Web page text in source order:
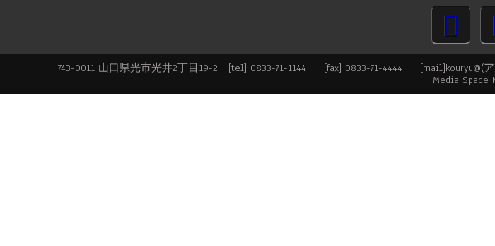
743-0011 山口県光市光井2丁目19-2 [tel] 0833-71-1144 [fax] 0833-71-4444 [mail]kouryu@(
Media Space